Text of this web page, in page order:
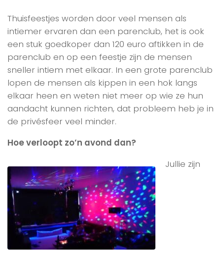
Thuisfeestjes worden door veel mensen als
intiemer ervaren dan een parenclub, het is ook
een stuk goedkoper dan 120 euro aftikken in de
parenclub en op een feestje zijn de mensen
sneller intiem met elkaar. In een grote parenclub
lopen de mensen als kippen in een hok langs
elkaar heen en weten niet meer op wie ze hun
aandacht kunnen richten, dat probleem heb je in
de privésfeer veel minder.
Hoe verloopt zo’n avond dan?
Jullie zijn